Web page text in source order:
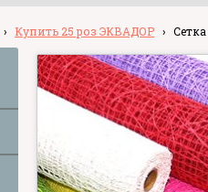
› Купить 25 роз ЭКВАДОР ›